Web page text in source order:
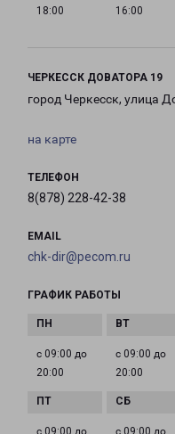
18:00
16:00
ЧЕРКЕССК ДОВАТОРА 19
город Черкесск, улица
на карте
ТЕЛЕФОН
8(878) 228-42-38
EMAIL
chk-dir@pecom.ru
ГРАФИК РАБОТЫ
с 09:00 до
20:00
с 09:00 до
20:00